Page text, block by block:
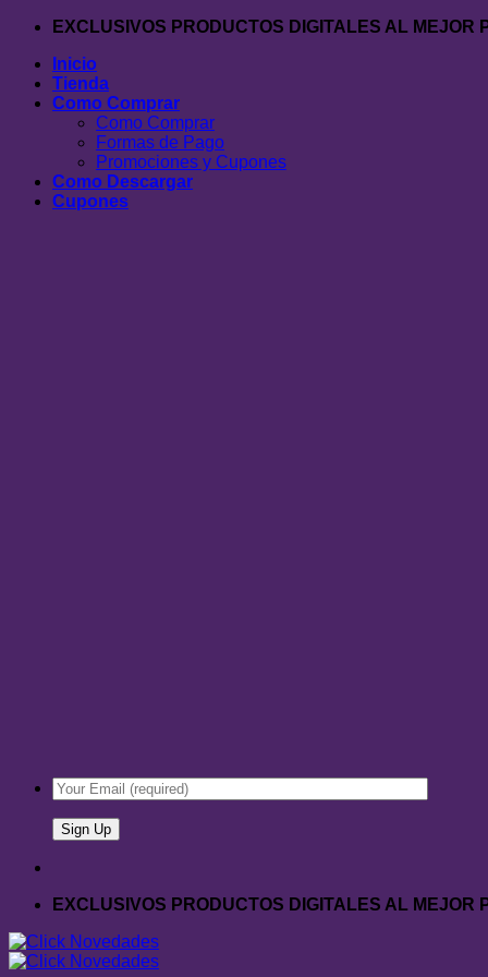
Saltar
contenido
EXCLUSIVOS PRODUCTOS DIGITALES AL MEJOR
Inicio
Tienda
Como Comprar
Como Comprar
Formas de Pago
Promociones y Cupones
Como Descargar
Cupones
EXCLUSIVOS PRODUCTOS DIGITALES AL MEJOR